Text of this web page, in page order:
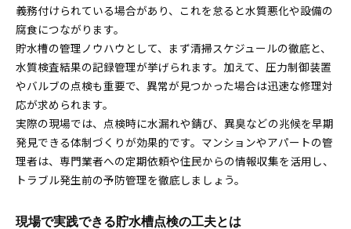
義務付けられている場合があり、これを怠ると水質悪化や設備の
腐食につながります。
貯水槽の管理ノウハウとして、まず清掃スケジュールの徹底と、
水質検査結果の記録管理が挙げられます。加えて、圧力制御装置
やバルブの点検も重要で、異常が見つかった場合は迅速な修理対
応が求められます。
実際の現場では、点検時に水漏れや錆び、異臭などの兆候を早期
発見できる体制づくりが効果的です。マンションやアパートの管
理者は、専門業者への定期依頼や住民からの情報収集を活用し、
トラブル発生前の予防管理を徹底しましょう。
現場で実践できる貯水槽点検の工夫とは